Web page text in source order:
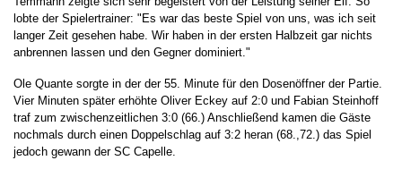
lobte der Spielertrainer: "Es war das beste Spiel von uns, was ich seit
langer Zeit gesehen habe. Wir haben in der ersten Halbzeit gar nichts
anbrennen lassen und den Gegner dominiert."
Ole Quante sorgte in der der 55. Minute für den Dosenöffner der Partie.
Vier Minuten später erhöhte Oliver Eckey auf 2:0 und Fabian Steinhoff
traf zum zwischenzeitlichen 3:0 (66.) Anschließend kamen die Gäste
nochmals durch einen Doppelschlag auf 3:2 heran (68.,72.) das Spiel
jedoch gewann der SC Capelle.